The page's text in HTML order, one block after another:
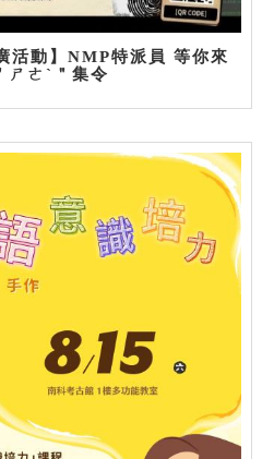
活動】NMP特派員 等你來
ㄜˋ＂集令